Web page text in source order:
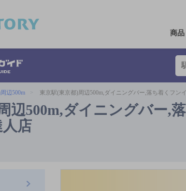
商品
辺500m 東京駅(東京都)周辺500m,ダイニングバー,落ち着くフン
辺500m,ダイニングバー,
店